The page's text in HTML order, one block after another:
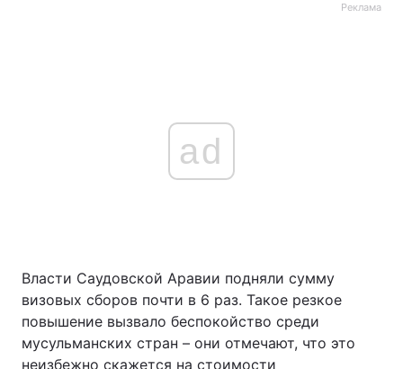
Реклама
ad
Власти Саудовской Аравии подняли сумму
визовых сборов почти в 6 раз. Такое резкое
повышение вызвало беспокойство среди
мусульманских стран – они отмечают, что это
неизбежно скажется на стоимости